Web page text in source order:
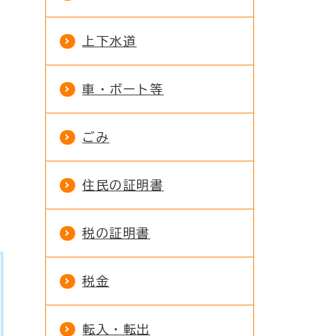
上下水道
車・ボート等
ごみ
住民の証明書
税の証明書
税金
転入・転出